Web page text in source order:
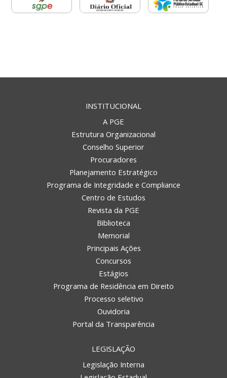
INSTITUCIONAL
A PGE
Estrutura Organizacional
Conselho Superior
Procuradores
Planejamento Estratégico
Programa de Integridade e Compliance
Centro de Estudos
Revista da PGE
Biblioteca
Memorial
Principais Ações
Concursos
Estágios
Programa de Residência em Direito
Processo seletivo
Ouvidoria
Portal da Transparência
LEGISLAÇÃO
Legislação Interna